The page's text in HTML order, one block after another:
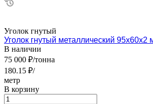
Уголок гнутый
Уголок гнутый металлический 95х60х2
В наличии
75 000 ₽/тонна
180.15 ₽/
метр
В корзину